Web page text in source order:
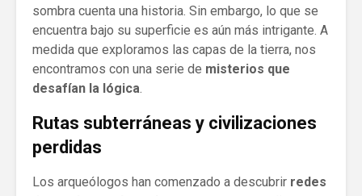
sombra cuenta una historia. Sin embargo, lo que se
encuentra bajo su superficie es aún más intrigante. A
medida que exploramos las capas de la tierra, nos
encontramos con una serie de misterios que
desafían la lógica
Rutas subterráneas y civilizaciones
perdidas
Los arqueólogos han comenzado a descubrir redes